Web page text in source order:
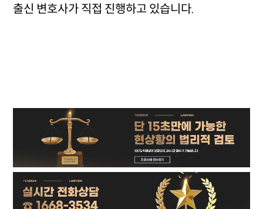
출신 변호사가 직접 진행하고 있습니다.